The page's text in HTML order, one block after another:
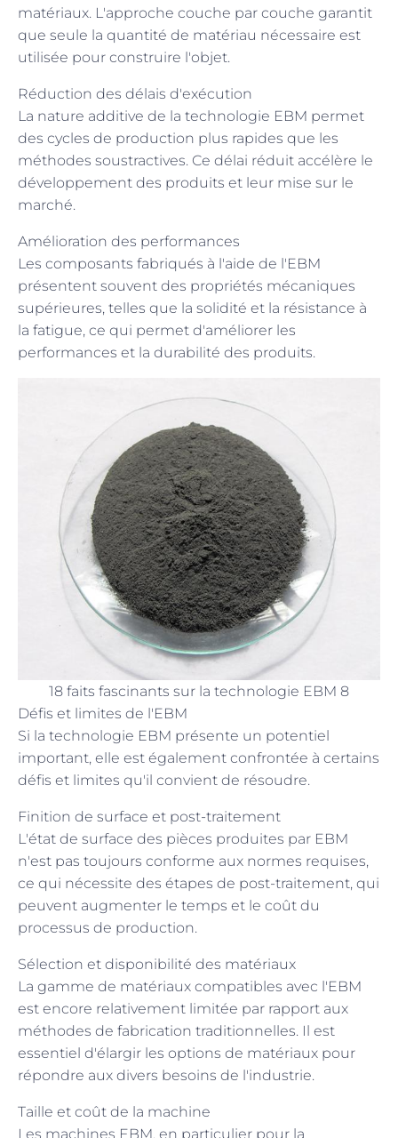
matériaux. L'approche couche par couche garantit
que seule la quantité de matériau nécessaire est
utilisée pour construire l'objet.
Réduction des délais d'exécution
La nature additive de la technologie EBM permet
des cycles de production plus rapides que les
méthodes soustractives. Ce délai réduit accélère le
développement des produits et leur mise sur le
marché.
Amélioration des performances
Les composants fabriqués à l'aide de l'EBM
présentent souvent des propriétés mécaniques
supérieures, telles que la solidité et la résistance à
la fatigue, ce qui permet d'améliorer les
performances et la durabilité des produits.
18 faits fascinants sur la technologie EBM 8
Défis et limites de l'EBM
Si la technologie EBM présente un potentiel
important, elle est également confrontée à certains
défis et limites qu'il convient de résoudre.
Finition de surface et post-traitement
L'état de surface des pièces produites par EBM
n'est pas toujours conforme aux normes requises,
ce qui nécessite des étapes de post-traitement, qui
peuvent augmenter le temps et le coût du
processus de production.
Sélection et disponibilité des matériaux
La gamme de matériaux compatibles avec l'EBM
est encore relativement limitée par rapport aux
méthodes de fabrication traditionnelles. Il est
essentiel d'élargir les options de matériaux pour
répondre aux divers besoins de l'industrie.
Taille et coût de la machine
Les machines EBM, en particulier pour la